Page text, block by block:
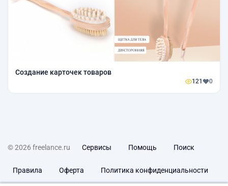
Создание карточек товаров
121 0
© 2026 freelance.ru Сервисы Помощь Поиск
Правила Оферта Политика конфиденциальности